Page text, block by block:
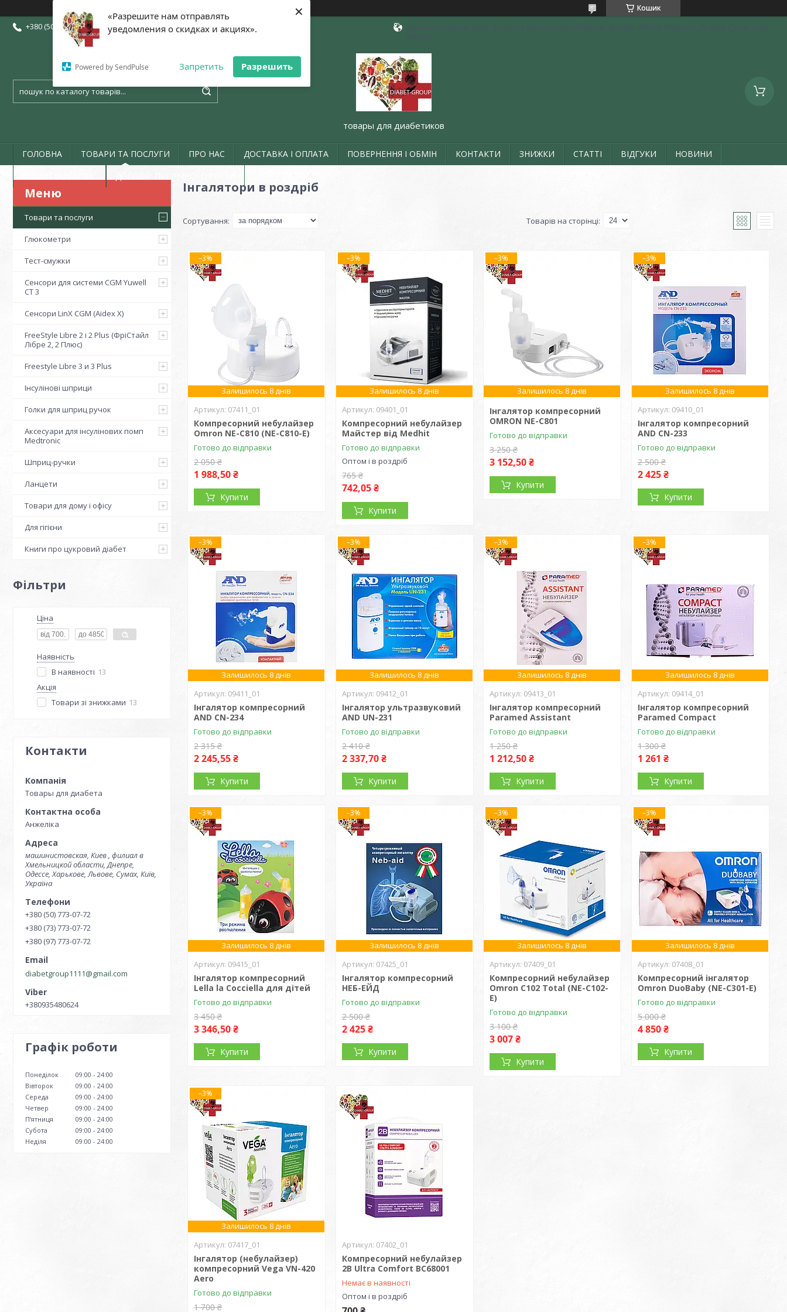
«Разрешите нам отправлять
уведомления о скидках и акциях».
Powered by SendPulse Запретить Разрешить
× Кошик
+380 (50) 773-07-72 +380 (73) 773-07-72 +380 (97) 773-07-72
товары для диабетиков
ГОЛОВНА ТОВАРИ ТА ПОСЛУГИ ПРО НАС ДОСТАВКА І ОПЛАТА ПОВЕРНЕННЯ І ОБМІН КОНТАКТИ ЗНИЖКИ СТАТТІ ВІДГУКИ
НОВИНИ
Товари та послуги
Глюкометри
Тест-смужки
Сенсори для системи CGM Yuwell
CT 3
Сенсори LinX CGM (Aidex X)
FreeStyle Libre 2 і 2 Plus (ФріСтайл
Лібре 2, 2 Плюс)
Freestyle Libre 3 и 3 Plus
Інсулінові шприци
Голки для шприц ручок
Аксесуари для інсулінових помп
Medtronic
Шприц-ручки
Ланцети
Товари для дому і офісу
Для гігієни
Книги про цукровий діабет
Фільтри
Ціна
Наявність
В наявності 13
Акція
Товари зі знижками 13
Контакти
Товары для диабета
Анжеліка
машинистовская, Киев , филиал в
Хмельницкой области, Днепре,
Одессе, Харькове, Львове, Сумах, Київ,
Україна
+380 (50) 773-07-72
+380 (73) 773-07-72
+380 (97) 773-07-72
diabetgroup1111@gmail.com
+380935480624
Графік роботи
Понеділок 09:00
24:00
Вівторок
09:00
24:00
Середа
09:00
24:00
Четвер
09:00
24:00
Пʼятниця
09:00
24:00
Субота
09:00
24:00
Неділя
09:00 24:00
Інгалятори в роздріб
–3%
Залишилось 8 днів
07411_01
Компресорний небулайзер
Omron NE-C810 (NE-C810-E)
Готово до відправки
2 050 ₴
1 988,50 ₴
Купити
–3%
Залишилось 8 днів
09401_01
Компресорний небулайзер
Майстер від Medhit
Готово до відправки
Оптом і в роздріб
765 ₴
742,05 ₴
Купити
–3%
Залишилось 8 днів
Інгалятор компресорний
OMRON NE-C801
Готово до відправки
3 250 ₴
3 152,50 ₴
Купити
–3%
Залишилось 8 днів
09410_01
Інгалятор компресорний
AND CN-233
Готово до відправки
2 500 ₴
2 425 ₴
Купити
–3%
Залишилось 8 днів
09411_01
Інгалятор компресорний
AND CN-234
Готово до відправки
2 315 ₴
2 245,55 ₴
Купити
–3%
Залишилось 8 днів
09412_01
Інгалятор ультразвуковий
AND UN-231
Готово до відправки
2 410 ₴
2 337,70 ₴
Купити
–3%
Залишилось 8 днів
09413_01
Інгалятор компресорний
Paramed Assistant
Готово до відправки
1 250 ₴
1 212,50 ₴
Купити
–3%
Залишилось 8 днів
09414_01
Інгалятор компресорний
Paramed Compact
Готово до відправки
1 300 ₴
1 261 ₴
Купити
–3%
Залишилось 8 днів
09415_01
Інгалятор компресорний
Lella la Cocciella для дітей
Готово до відправки
3 450 ₴
3 346,50 ₴
Купити
–3%
Залишилось 8 днів
07425_01
Інгалятор компресорний
НЕБ-ЕЙД
Готово до відправки
2 500 ₴
2 425 ₴
Купити
–3%
Залишилось 8 днів
07409_01
Компресорний небулайзер
Omron C102 Total (NE-C102-
E)
Готово до відправки
3 100 ₴
3 007 ₴
Купити
–3%
Залишилось 8 днів
07408_01
Компресорний інгалятор
Omron DuoBaby (NE-C301-E)
Готово до відправки
5 000 ₴
4 850 ₴
Купити
–3%
Залишилось 8 днів
07417_01
Інгалятор (небулайзер)
компресорний Vega VN-420
Aero
Готово до відправки
1 700 ₴
07402_01
Компресорний небулайзер
2B Ultra Comfort BC68001
Немає в наявності
Оптом і в роздріб